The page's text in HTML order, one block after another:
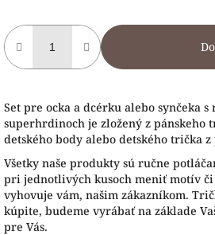
Set pre ocka a dcérku alebo synčeka
superhrdinoch je zložený z pánskeho
detského body alebo detského trička
Všetky naše produkty sú ručne
pri jednotlivých kusoch meniť motív
vyhovuje vám, našim zákazníkom.
kúpite, budeme vyrábať na základe
pre Vás.